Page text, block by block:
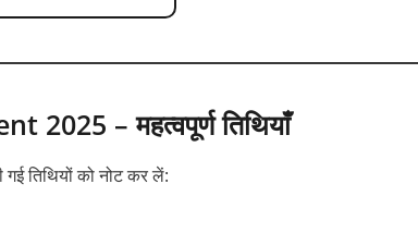
– महत्वपूर्ण तिथियाँ
तिथियों को नोट कर लें: